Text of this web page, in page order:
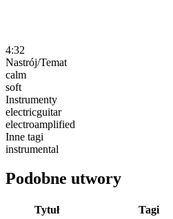
4:32
Nastrój/Temat
calm
soft
Instrumenty
electricguitar
electroamplified
Inne tagi
instrumental
Podobne utwory
Tytuł Tagi